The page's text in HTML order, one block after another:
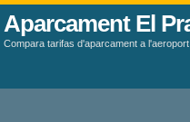
Aparcament El
Compara tarifas d'aparcament a